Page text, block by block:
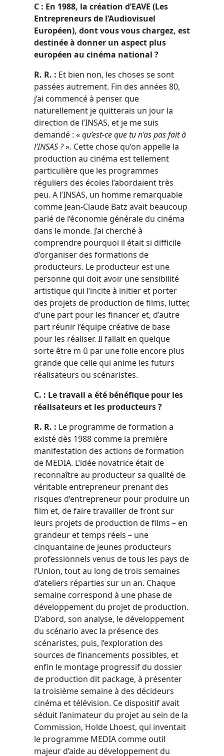
C : En 1988, la création d’EAVE (Les
Entrepreneurs de l’Audiovisuel
Européen), dont vous vous chargez, est
destinée à donner un aspect plus
européen au cinéma national ?
R. R. : Et bien non, les choses se sont
passées autrement. Fin des années 80,
j’ai commencé à penser que
naturellement je quitterais un jour la
direction de l’INSAS, et je me suis
demandé : «qu’est-ce que tu n’as pas fait à
l’INSAS ?». Cette chose qu’on appelle la
production au cinéma est tellement
particulière que les programmes
réguliers des écoles l’abordaient très
peu. A l’INSAS, un homme remarquable
comme Jean-Claude Batz avait beaucoup
parlé de l’économie générale du cinéma
dans le monde. J’ai cherché à
comprendre pourquoi il était si difficile
d’organiser des formations de
producteurs. Le producteur est une
personne qui doit avoir une sensibilité
artistique qui l’incite à initier et porter
des projets de production de films, lutter,
d’une part pour les financer et, d’autre
part réunir l’équipe créative de base
pour les réaliser. Il fallait en quelque
sorte être m û par une folie encore plus
grande que celle qui anime les futurs
réalisateurs ou scénaristes.
C. : Le travail a été bénéfique pour les
réalisateurs et les producteurs ?
R. R. : Le programme de formation a
existé dès 1988 comme la première
manifestation des actions de formation
de MEDIA. L’idée novatrice était de
reconnaître au producteur sa qualité de
véritable entrepreneur prenant des
risques d’entrepreneur pour produire un
film et, de faire travailler de front sur
leurs projets de production de films – en
grandeur et temps réels – une
cinquantaine de jeunes producteurs
professionnels venus de tous les pays de
l’Union, tout au long de trois semaines
d’ateliers réparties sur un an. Chaque
semaine correspond à une phase de
développement du projet de production.
D’abord, son analyse, le développement
du scénario avec la présence des
scénaristes, puis, l’exploration des
sources de financements possibles, et
enfin le montage progressif du dossier
de production dit package, à présenter
la troisième semaine à des décideurs
cinéma et télévision. Ce dispositif avait
séduit l’animateur du projet au sein de la
Commission, Holde Lhoest, qui inventait
le programme MEDIA comme outil
majeur d’aide au développement du